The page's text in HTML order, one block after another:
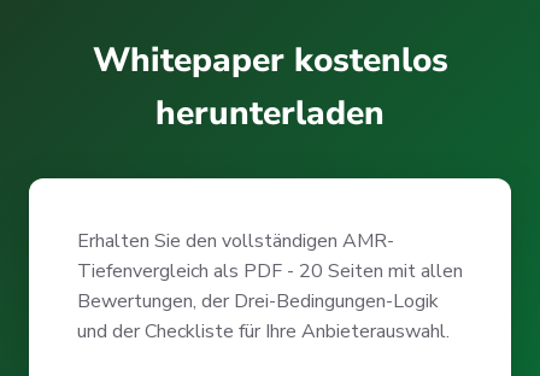
Whitepaper kostenlos
herunterladen
Erhalten Sie den vollständigen AMR-
Tiefenvergleich als PDF - 20 Seiten mit allen
Bewertungen, der Drei-Bedingungen-Logik
und der Checkliste für Ihre Anbieterauswahl.